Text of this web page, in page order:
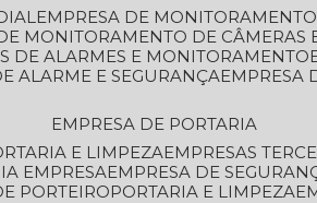
EMPRESA DE
DE MONITORAMENTO DE CÂMERAS
DE ALARMES E MONITORAMENTO
ALARME E SEGURANÇA
EMPRESA DE PORTARIA
E LIMPEZA
EMPRESAS
EMPRESA
EMPRESA DE
PORTEIRO PORTARIA E LIMPEZA